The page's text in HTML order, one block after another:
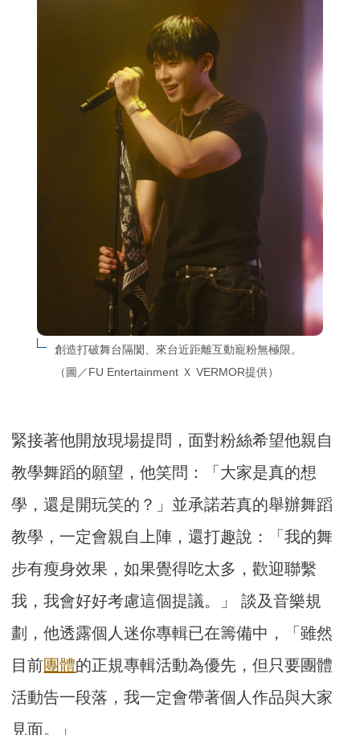
創造打破舞台隔閡、來台近距離互動寵粉無極限。
（圖／FU Entertainment Ｘ VERMOR提供）
緊接著他開放現場提問，面對粉絲希望他親自
教學舞蹈的願望，他笑問：「大家是真的想
學，還是開玩笑的？」並承諾若真的舉辦舞蹈
教學，一定會親自上陣，還打趣說：「我的舞
步有瘦身效果，如果覺得吃太多，歡迎聯繫
我，我會好好考慮這個提議。」 談及音樂規
劃，他透露個人迷你專輯已在籌備中，「雖然
目前團體的正規專輯活動為優先，但只要團體
活動告一段落，我一定會帶著個人作品與大家
見面。」